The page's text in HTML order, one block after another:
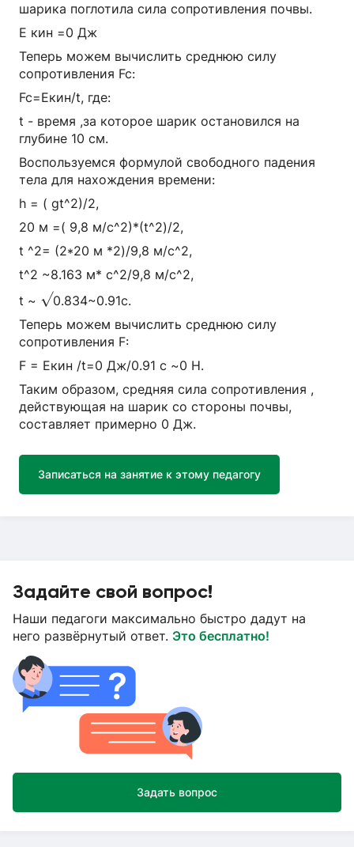
шарика поглотила сила сопротивления почвы.
Е кин =0 Дж
Теперь можем вычислить среднюю силу
сопротивления Fc:
Fc=Екин/t, где:
t - время ,за которое шарик остановился на
глубине 10 см.
Воспользуемся формулой свободного падения
тела для нахождения времени:
h = ( gt^2)/2,
20 м =( 9,8 м/с^2)*(t^2)/2,
t ^2= (2*20 м *2)/9,8 м/с^2,
t^2 ~8.163 м* с^2/9,8 м/с^2,
t ~ √0.834~0.91c.
Теперь можем вычислить среднюю силу
сопротивления F:
F = Екин /t=0 Дж/0.91 с ~0 H.
Таким образом, средняя сила сопротивления ,
действующая на шарик со стороны почвы,
составляет примерно 0 Дж.
Записаться на занятие к этому педагогу
Задайте свой вопрос!
Наши педагоги максимально быстро дадут на
него развёрнутый ответ. Это бесплатно!
Задать вопрос